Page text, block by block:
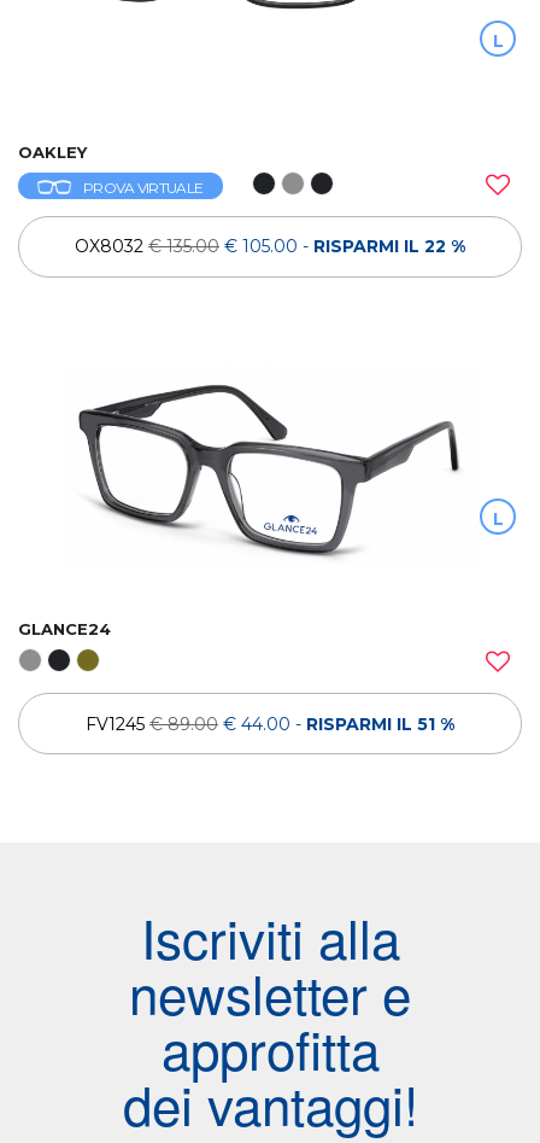
L
OAKLEY
PROVA VIRTUALE
OX8032 € 135.00 € 105.00 - RISPARMI IL 22 %
L
GLANCE24
FV1245 € 89.00 € 44.00 - RISPARMI IL 51 %
Iscriviti alla
newsletter e
approfitta
dei vantaggi!